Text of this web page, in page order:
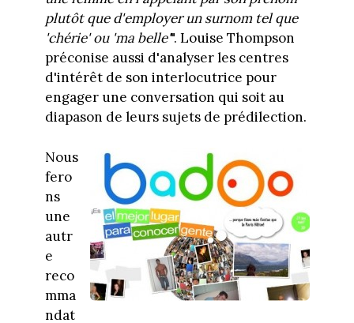
plutôt que d'employer un surnom tel que
'chérie' ou 'ma belle'". Louise Thompson
préconise aussi d'analyser les centres
d'intérêt de son interlocutrice pour
engager une conversation qui soit au
diapason de leurs sujets de prédilection.
Nous
fero
ns
une
autr
e
reco
mma
ndat